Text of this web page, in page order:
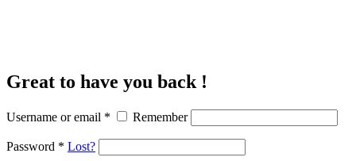
Great to have you back !
Username or email * Remember
Password * Lost?